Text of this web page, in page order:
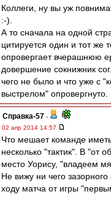
Коллеги, ну вы уж
:-).
А то сначала на одной
цитируется один и тот же
опровергает вчерашнюю
довершение сокнижник
чего не было и что уже с
выстрелом" опровергнуто.
Справка-57 -
02 апр 2014 14:57
Что мешает команде
несколько "тактик". В "от
место Уорису, "владеем
Не вижу ни чего
ходу матча от игры